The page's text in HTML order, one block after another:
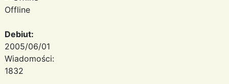
Offline
Debiut:
2005/06/01
Wiadomości:
1832